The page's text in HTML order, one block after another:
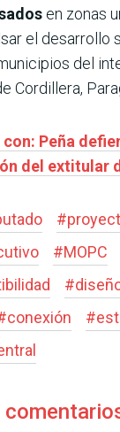
en zonas
el desarrollo
del
Cordillera,
Peña
del extitular
#
#MOPC
#
conexión #